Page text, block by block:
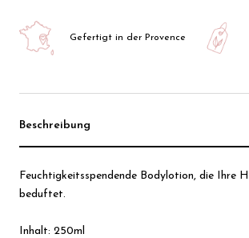
Gefertigt in der Provence
Beschreibung
Feuchtigkeitsspendende Bodylotion, die Ihre
beduftet.
Inhalt: 250ml